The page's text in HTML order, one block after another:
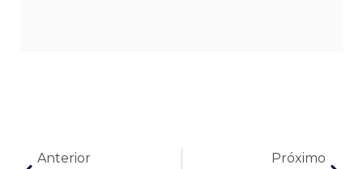
Anterior Próximo